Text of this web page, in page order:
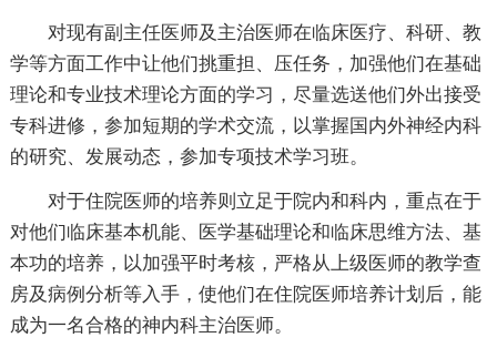
对现有副主任医师及主治医师在临床医疗、科研、教
学等方面工作中让他们挑重担、压任务，加强他们在基础
理论和专业技术理论方面的学习，尽量选送他们外出接受
专科进修，参加短期的学术交流，以掌握国内外神经内科
的研究、发展动态，参加专项技术学习班。
对于住院医师的培养则立足于院内和科内，重点在于
对他们临床基本机能、医学基础理论和临床思维方法、基
本功的培养，以加强平时考核，严格从上级医师的教学查
房及病例分析等入手，使他们在住院医师培养计划后，能
成为一名合格的神内科主治医师。